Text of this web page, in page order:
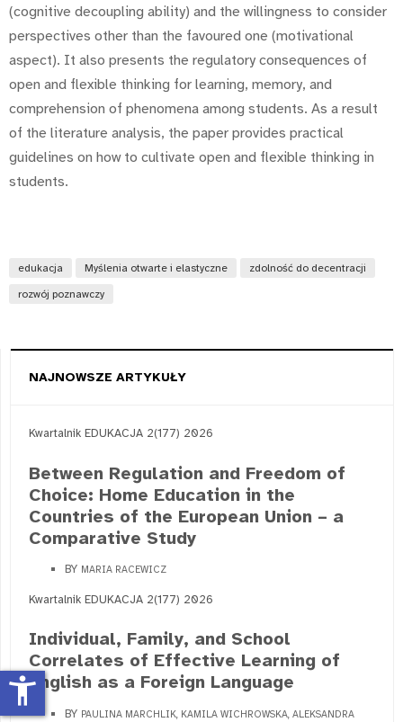
(cognitive decoupling ability) and the willingness to consider
perspectives other than the favoured one (motivational
aspect). It also presents the regulatory consequences of
open and flexible thinking for learning, memory, and
comprehension of phenomena among students. As a result
of the literature analysis, the paper provides practical
guidelines on how to cultivate open and flexible thinking in
students.
edukacja Myślenia otwarte i elastyczne zdolność do decentracji
rozwój poznawczy
NAJNOWSZE ARTYKUŁY
Kwartalnik EDUKACJA 2(177) 2026
Between Regulation and Freedom of
Choice: Home Education in the
Countries of the European Union – a
Comparative Study
BY MARIA RACEWICZ
Kwartalnik EDUKACJA 2(177) 2026
Individual, Family, and School
Correlates of Effective Learning of
English as a Foreign Language
BY PAULINA MARCHLIK, KAMILA WICHROWSKA, ALEKSANDRA
accessibility_new